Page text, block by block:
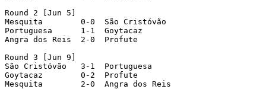
Round 2 [Jun 5]
Mesquita        0-0  São Cristóvão
Portuguesa      1-1  Goytacaz
Angra dos Reis  2-0  Profute
Round 3 [Jun 9]
São Cristóvão   3-1  Portuguesa
Goytacaz        0-2  Profute
Mesquita        2-0  Angra dos Reis